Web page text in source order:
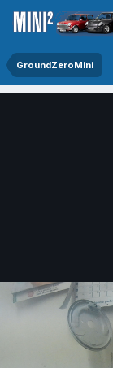
GroundZeroMini